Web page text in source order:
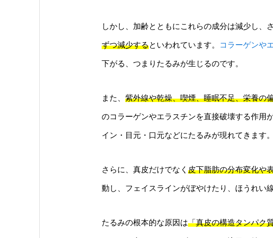
しかし、加齢とともにこれらの成分は減少し、
ずつ減少するといわれています。 コラーゲンや
下がる、つまりたるみが生じるのです。
また、 紫外線や乾燥、喫煙、睡眠不足、栄養の
のコラーゲンやエラスチンを直接破壊する作用
イン・目元・口元などにたるみが現れてきます。
さらに、真皮だけでなく 皮下脂肪の分布変化や
動し、フェイスラインがぼやけたり、ほうれい
たるみの根本的な原因は「真皮の構造タンパク